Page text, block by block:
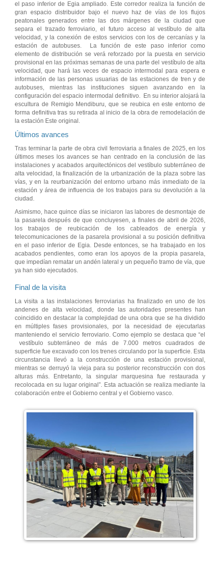
el paso inferior de Egia ampliado. Este corredor realiza la función de
gran espacio distribuidor bajo el nuevo haz de vías de los flujos
peatonales generados entre las dos márgenes de la ciudad que
separa el trazado ferroviario, el futuro acceso al vestíbulo de alta
velocidad, y la conexión de estos servicios con los de cercanías y la
estación de autobuses. La función de este paso inferior como
elemento de distribución se verá reforzado por la puesta en servicio
provisional en las próximas semanas de una parte del vestíbulo de alta
velocidad, que hará las veces de espacio intermodal para espera e
información de las personas usuarias de las estaciones de tren y de
autobuses, mientras las instituciones siguen avanzando en la
configuración del espacio intermodal definitivo. En su interior alojará la
escultura de Remigio Mendiburu, que se reubica en este entorno de
forma definitiva tras su retirada al inicio de la obra de remodelación de
la estación Este original.
Últimos avances
Tras terminar la parte de obra civil ferroviaria a finales de 2025, en los
últimos meses los avances se han centrado en la conclusión de las
instalaciones y acabados arquitectónicos del vestíbulo subterráneo de
alta velocidad, la finalización de la urbanización de la plaza sobre las
vías, y en la reurbanización del entorno urbano más inmediato de la
estación y área de influencia de los trabajos para su devolución a la
ciudad.
Asimismo, hace quince días se iniciaron las labores de desmontaje de
la pasarela después de que concluyesen, a finales de abril de 2026,
los trabajos de reubicación de los cableados de energía y
telecomunicaciones de la pasarela provisional a su posición definitiva
en el paso inferior de Egia. Desde entonces, se ha trabajado en los
acabados pendientes, como eran los apoyos de la propia pasarela,
que impedían rematar un andén lateral y un pequeño tramo de vía, que
ya han sido ejecutados.
Final de la visita
La visita a las instalaciones ferroviarias ha finalizado en uno de los
andenes de alta velocidad, donde las autoridades presentes han
coincidido en destacar la complejidad de una obra que se ha dividido
en múltiples fases provisionales, por la necesidad de ejecutarlas
manteniendo el servicio ferroviario. Como ejemplo se destaca que “el
vestíbulo subterráneo de más de 7.000 metros cuadrados de
superficie fue excavado con los trenes circulando por la superficie. Esta
circunstancia llevó a la construcción de una estación provisional,
mientras se derruyó la vieja para su posterior reconstrucción con dos
alturas más. Entretanto, la singular marquesina fue restaurada y
recolocada en su lugar original”. Esta actuación se realiza mediante la
colaboración entre el Gobierno central y el Gobierno vasco.